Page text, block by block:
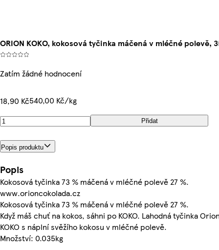
ORION KOKO, kokosová tyčinka máčená v mléčné polevě,
Zatím žádné hodnocení
18,90 Kč540,00 Kč/kg
Přidat
Popis produktu
Popis
Kokosová tyčinka 73 % máčená v mléčné polevě 27 %.
www.orioncokolada.cz
Kokosová tyčinka 73 % máčená v mléčné polevě 27 %.
Když máš chuť na kokos, sáhni po KOKO. Lahodná tyčinka
KOKO s náplní svěžího kokosu v mléčné polevě.
Množství: 0.035kg